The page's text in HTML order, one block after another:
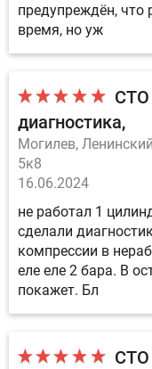
предупреждён, что
время, но уж
СТО
диагностика
Могилев,
5к8
16.06.2024
не работал 1
сделали
компрессии в
еле еле 2 бара. В
покажет. Бл
СТО